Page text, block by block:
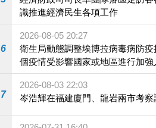
識推進經濟民生各項工作
6
2026-08-05 20:27
衛生局動態調整埃博拉病毒病防
個疫情受影響國家或地區進行加強
施
7
2026-08-03 22:03
岑浩輝在福建廈門、龍岩兩市考察